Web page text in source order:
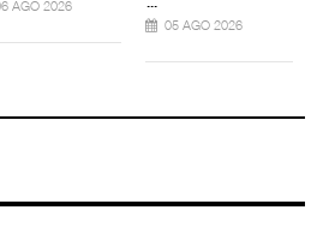
AGO 2026
05 AGO 2026